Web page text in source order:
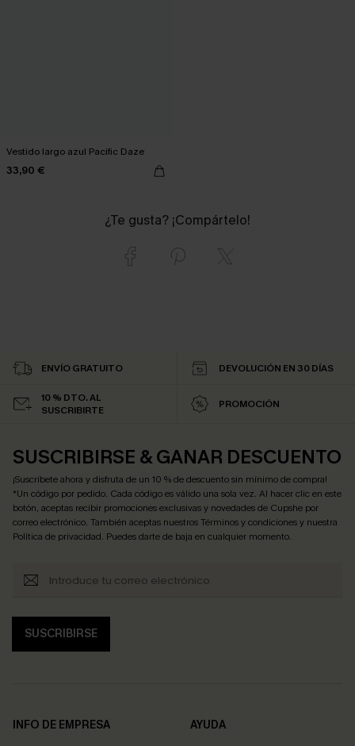
Vestido largo azul Pacific Daze
33,90 €
¿Te gusta? ¡Compártelo!
ENVÍO GRATUITO DEVOLUCIÓN EN 30 DÍAS
10 % DTO. AL
SUSCRIBIRTE
PROMOCIÓN
SUSCRIBIRSE & GANAR DESCUENTO
¡Suscríbete ahora y disfruta de un 10 % de descuento sin mínimo de compra!
*Un código por pedido. Cada código es válido una sola vez. Al hacer clic en este
botón, aceptas recibir promociones exclusivas y novedades de Cupshe por
correo electrónico. También aceptas nuestrosTérminos y condicionesy nuestra
Política de privacidad. Puedes darte de baja en cualquier momento.
SUSCRIBIRSE
INFO DE EMPRESA
AYUDA